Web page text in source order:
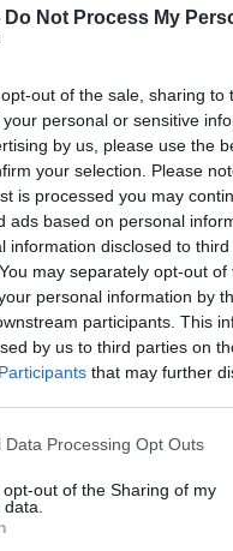
Do Not Process My
out of the sale, sharing to
personal or sensitive
by us, please use the
your selection. Please
is processed you may
ads based on personal
information disclosed to
may separately opt-out of
personal information by
participants. This
by us to third parties on
that may further
this website/app uses one
visit or usage behaviour.
consent to Google and its
for below specified purposes
Data Processing Opt Outs
opt-out of the Sharing of my
és korábban nem
Sándor utcából indul, ahol
hol lakott Bródy Sándor és
pedig Emich Gusztáv
egykori otthonát mutatják
Kálmán utolsó
Babits Mihály, Bánffy
következik.
személyes drámák és
gyötrelmes és boldog